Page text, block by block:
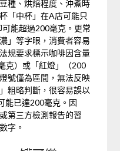
種、烘焙程度、沖煮時
「中杯」在A店可能只
能超過200毫克。更常
」等字眼，消費者容易
規要求標示咖啡因含量
克）或「紅燈」（200
號僅為區間，無法反映
粗略判斷，很容易誤以
能已達200毫克。因
第三方檢測報告的習
字。